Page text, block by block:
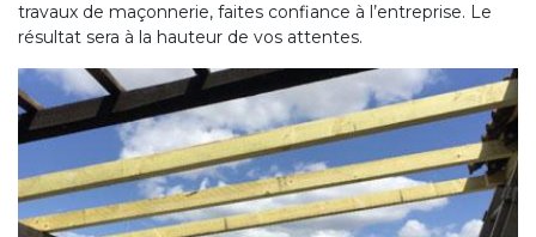
travaux de maçonnerie, faites confiance à l’entreprise. Le
résultat sera à la hauteur de vos attentes.